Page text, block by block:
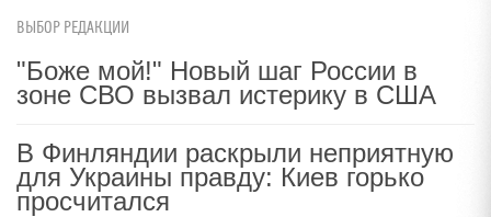
ВЫБОР РЕДАКЦИИ
"Боже мой!" Новый шаг России в
зоне СВО вызвал истерику в США
В Финляндии раскрыли неприятную
для Украины правду: Киев горько
просчитался